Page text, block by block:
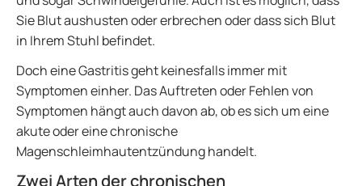
Sie Blut aushusten oder erbrechen oder dass sich Blut
in Ihrem Stuhl befindet.
Doch eine Gastritis geht keinesfalls immer mit
Symptomen einher. Das Auftreten oder Fehlen von
Symptomen hängt auch davon ab, ob es sich um eine
akute oder eine chronische
Magenschleimhautentzündung handelt.
Zwei Arten der chronischen